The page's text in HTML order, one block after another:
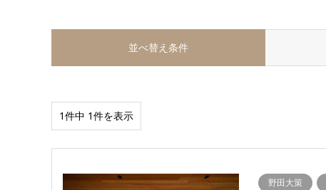
並べ替え条件
1件中 1件を表示
野田大策